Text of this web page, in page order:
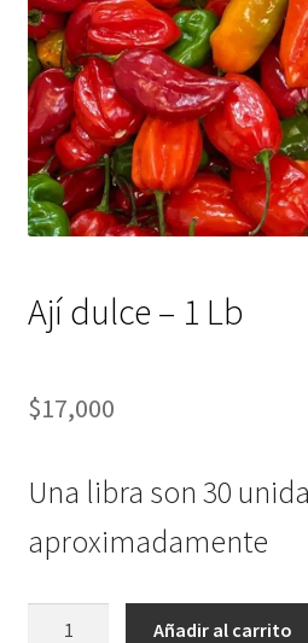
Ají dulce – 1 Lb
$17,000
Una libra son 30
aproximadamente
Añadir al carrito